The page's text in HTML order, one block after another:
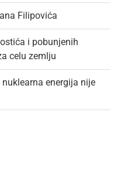
Filipovića
i pobunjenih
celu zemlju
energija nije